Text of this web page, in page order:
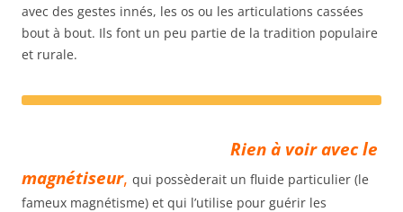
avec des gestes innés, les os ou les articulations cassées
bout à bout. Ils font un peu partie de la tradition populaire
et rurale.
Rien à voir avec le
magnétiseur, qui possèderait un fluide particulier (le
fameux magnétisme) et qui l’utilise pour guérir les